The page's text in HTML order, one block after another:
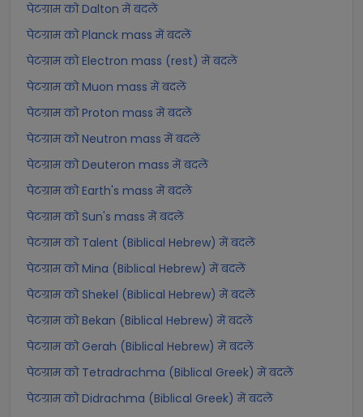
पेटग्राम को Dalton में बदलें
पेटग्राम को Planck mass में बदलें
पेटग्राम को Electron mass (rest) में बदलें
पेटग्राम को Muon mass में बदलें
पेटग्राम को Proton mass में बदलें
पेटग्राम को Neutron mass में बदलें
पेटग्राम को Deuteron mass में बदलें
पेटग्राम को Earth's mass में बदलें
पेटग्राम को Sun's mass में बदलें
पेटग्राम को Talent (Biblical Hebrew) में बदलें
पेटग्राम को Mina (Biblical Hebrew) में बदलें
पेटग्राम को Shekel (Biblical Hebrew) में बदलें
पेटग्राम को Bekan (Biblical Hebrew) में बदलें
पेटग्राम को Gerah (Biblical Hebrew) में बदलें
पेटग्राम को Tetradrachma (Biblical Greek) में बदलें
पेटग्राम को Didrachma (Biblical Greek) में बदलें